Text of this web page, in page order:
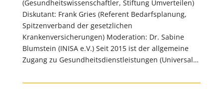
(Gesundheitswissenschaftler, Stiftung Umverteilen)
Diskutant: Frank Gries (Referent Bedarfsplanung,
Spitzenverband der gesetzlichen
Krankenversicherungen) Moderation: Dr. Sabine
Blumstein (INISA e.V.) Seit 2015 ist der allgemeine
Zugang zu Gesundheitsdienstleistungen (Universal…